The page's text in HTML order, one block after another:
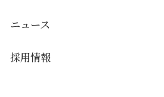
ニュース
採用情報